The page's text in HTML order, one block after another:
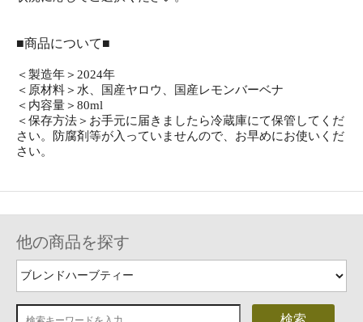
■商品について■
＜製造年＞2024年
＜原材料＞水、国産ヤロウ、国産レモンバーベナ
＜内容量＞80ml
＜保存方法＞お手元に届きましたら冷蔵庫にて保管してくだ
さい。防腐剤等が入っていませんので、お早めにお使いくだ
さい。
他の商品を探す
検索